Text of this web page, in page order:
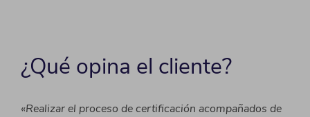
¿Qué opina el cliente?
«Realizar el proceso de certificación acompañados de